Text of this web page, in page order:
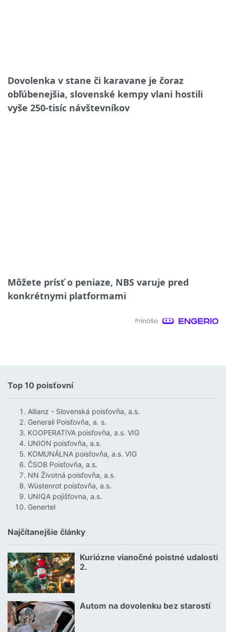
Dovolenka v stane či karavane je čoraz
obľúbenejšia, slovenské kempy vlani hostili
vyše 250-tisíc návštevníkov
Môžete prísť o peniaze, NBS varuje pred
konkrétnymi platformami
Top 10 poisťovní
Allianz - Slovenská poisťovňa, a.s.
Generali Poisťovňa, a. s.
KOOPERATIVA poisťovňa, a.s. VIG
UNION poisťovňa, a.s.
KOMUNÁLNA poisťovňa, a.s. VIG
ČSOB Poisťovňa, a.s.
NN Životná poisťovňa, a.s.
Wüstenrot poisťovňa, a.s.
UNIQA pojišťovna, a.s.
Genertel
Najčítanejšie články
Kuriózne vianočné poistné udalosti
2.
18.12.2024 | | redakcia
Autom na dovolenku bez starostí
02.07.2026 |